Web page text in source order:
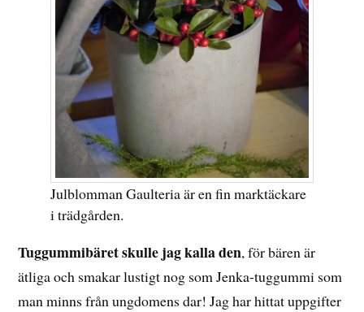
Julblomman Gaulteria är en fin marktäckare
i trädgården.
Tuggummibäret skulle jag kalla den, för bären är
ätliga och smakar lustigt nog som Jenka-tuggummi som
man minns från ungdomens dar! Jag har hittat uppgifter